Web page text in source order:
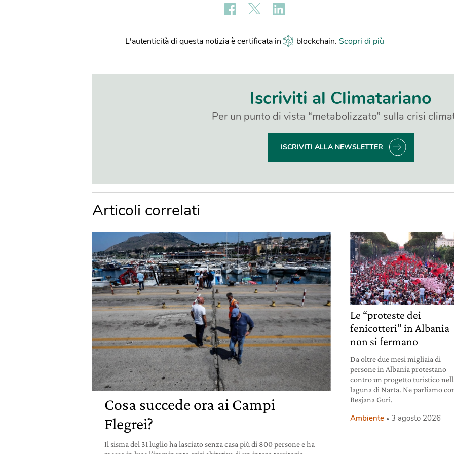
L'autenticità di questa notizia è certificata in blockchain. Scopri di più
Iscriviti al Climatariano
Per un punto di vista “metabolizzato” sulla crisi
ISCRIVITI ALLA NEWSLETTER
Articoli correlati
Cosa succede ora ai Campi
Flegrei?
Il sisma del 31 luglio ha lasciato senza casa più di 800 persone e ha
Le “proteste dei
fenicotteri” in Albania
non si fermano
Da oltre due mesi migliaia di
persone in Albania protestano
contro un progetto turistico
laguna di Narta. Ne parliamo
Besjana Guri.
Ambiente 3 agosto 2026